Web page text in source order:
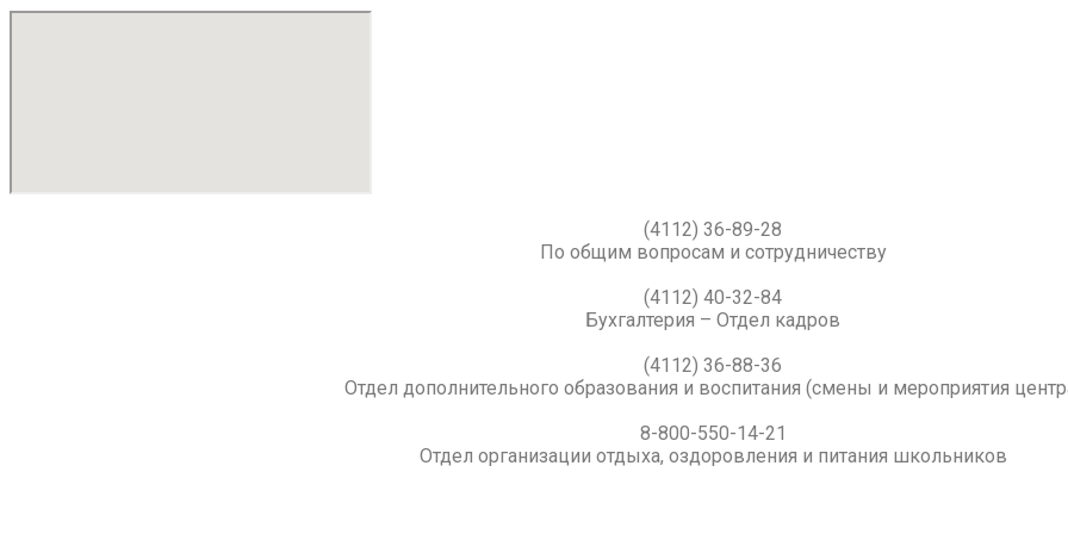
(4112) 36-89-28
По общим вопросам и сотрудничеству
(4112) 40-32-84
Бухгалтерия – Отдел кадров
(4112) 36-88-36
Отдел дополнительного образования и воспитания (смены и мероприятия
8-800-550-14-21
Отдел организации отдыха, оздоровления и питания школьников